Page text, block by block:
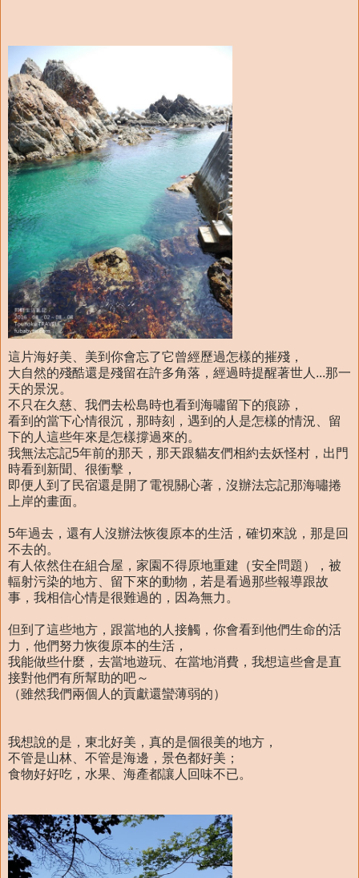
這片海好美、美到你會忘了它曾經歷過怎樣的摧殘，
大自然的殘酷還是殘留在許多角落，經過時提醒著世人...那一
天的景況。
不只在久慈、我們去松島時也看到海嘯留下的痕跡，
看到的當下心情很沉，那時刻，遇到的人是怎樣的情況、留
下的人這些年來是怎樣撐過來的。
我無法忘記5年前的那天，那天跟貓友們相約去妖怪村，出門
時看到新聞、很衝擊，
即便人到了民宿還是開了電視關心著，沒辦法忘記那海嘯捲
上岸的畫面。
5年過去，還有人沒辦法恢復原本的生活，確切來說，那是回
不去的。
有人依然住在組合屋，家園不得原地重建（安全問題），被
輻射污染的地方、留下來的動物，若是看過那些報導跟故
事，我相信心情是很難過的，因為無力。
但到了這些地方，跟當地的人接觸，你會看到他們生命的活
力，他們努力恢復原本的生活，
我能做些什麼，去當地遊玩、在當地消費，我想這些會是直
接對他們有所幫助的吧～
（雖然我們兩個人的貢獻還蠻薄弱的）
我想說的是，東北好美，真的是個很美的地方，
不管是山林、不管是海邊，景色都好美；
食物好好吃，水果、海產都讓人回味不已。